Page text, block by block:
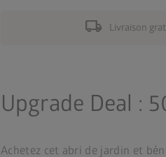
local_shipping Livraison
Upgrade Deal :
Achetez cet abri de jardin et